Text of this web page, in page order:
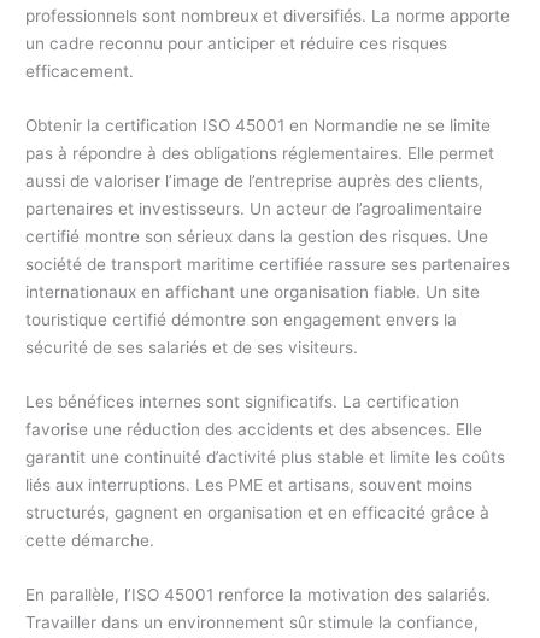
professionnels sont nombreux et diversifiés. La norme apporte
un cadre reconnu pour anticiper et réduire ces risques
efficacement.
Obtenir la certification ISO 45001 en Normandie ne se limite
pas à répondre à des obligations réglementaires. Elle permet
aussi de valoriser l’image de l’entreprise auprès des clients,
partenaires et investisseurs. Un acteur de l’agroalimentaire
certifié montre son sérieux dans la gestion des risques. Une
société de transport maritime certifiée rassure ses partenaires
internationaux en affichant une organisation fiable. Un site
touristique certifié démontre son engagement envers la
sécurité de ses salariés et de ses visiteurs.
Les bénéfices internes sont significatifs. La certification
favorise une réduction des accidents et des absences. Elle
garantit une continuité d’activité plus stable et limite les coûts
liés aux interruptions. Les PME et artisans, souvent moins
structurés, gagnent en organisation et en efficacité grâce à
cette démarche.
En parallèle, l’ISO 45001 renforce la motivation des salariés.
Travailler dans un environnement sûr stimule la confiance,